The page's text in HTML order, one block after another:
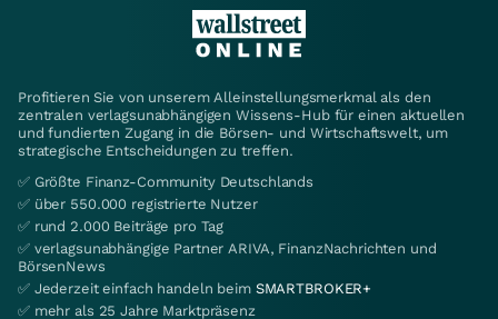
Profitieren Sie von unserem Alleinstellungsmerkmal als den
zentralen verlagsunabhängigen Wissens-Hub für einen aktuellen
und fundierten Zugang in die Börsen- und Wirtschaftswelt, um
strategische Entscheidungen zu treffen.
✅ Größte Finanz-Community Deutschlands
✅ über 550.000 registrierte Nutzer
✅ rund 2.000 Beiträge pro Tag
✅ verlagsunabhängige Partner ARIVA, FinanzNachrichten und
BörsenNews
✅ Jederzeit einfach handeln beim SMARTBROKER+
✅ mehr als 25 Jahre Marktpräsenz